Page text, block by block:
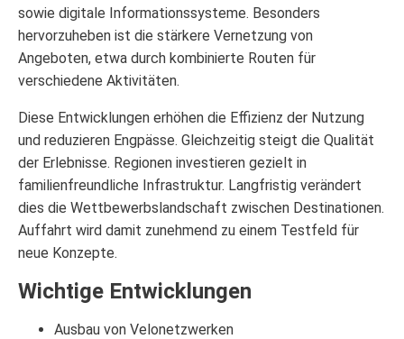
sowie digitale Informationssysteme. Besonders
hervorzuheben ist die stärkere Vernetzung von
Angeboten, etwa durch kombinierte Routen für
verschiedene Aktivitäten.
Diese Entwicklungen erhöhen die Effizienz der Nutzung
und reduzieren Engpässe. Gleichzeitig steigt die Qualität
der Erlebnisse. Regionen investieren gezielt in
familienfreundliche Infrastruktur. Langfristig verändert
dies die Wettbewerbslandschaft zwischen Destinationen.
Auffahrt wird damit zunehmend zu einem Testfeld für
neue Konzepte.
Wichtige Entwicklungen
Ausbau von Velonetzwerken